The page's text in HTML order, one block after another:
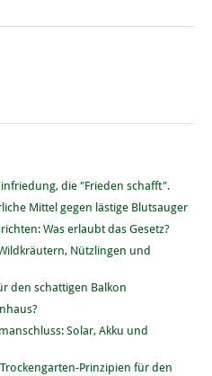
die "Frieden schafft".
Mittel gegen lästige Blutsauger
Was erlaubt das Gesetz?
Nützlingen und
den schattigen Balkon
Solar, Akku und
Prinzipien für den